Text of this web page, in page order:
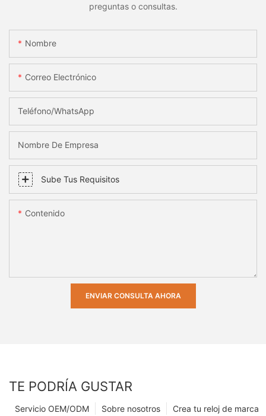
preguntas o consultas.
Nombre
Correo Electrónico
Teléfono/WhatsApp
Nombre De Empresa
Sube Tus Requisitos
Contenido
ENVIAR CONSULTA AHORA
TE PODRÍA GUSTAR
Crea tu reloj de marca
Sobre nosotros
Servicio OEM/ODM